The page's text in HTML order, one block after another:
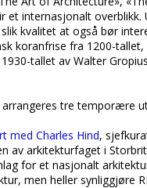
et internasjonalt
kvalitet at også bør
koranfrise fra 1200-
tallet av Walter
tre temporære
med Charles Hind,
av arkitekturfaget i
for et nasjonalt
men heller synliggjøre